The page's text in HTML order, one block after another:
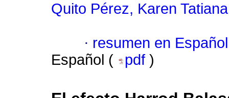
Quito Pérez, Karen Tatiana
· resumen en Español
Español (
pdf )